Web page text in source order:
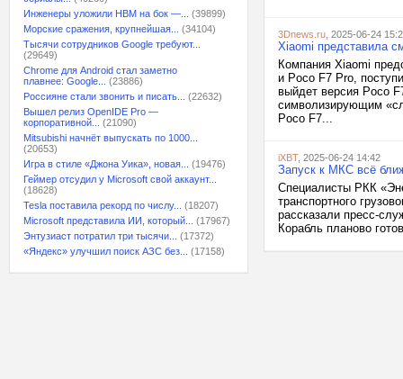
Инженеры уложили HBM на бок —...
(39899)
Морские сражения, крупнейшая...
(34104)
Тысячи сотрудников Google требуют...
(29649)
Chrome для Android стал заметно
плавнее: Google...
(23886)
Россияне стали звонить и писать...
(22632)
Вышел релиз OpenIDE Pro —
корпоративной...
(21090)
Mitsubishi начнёт выпускать по 1000...
(20653)
Игра в стиле «Джона Уика», новая...
(19476)
Геймер отсудил у Microsoft свой аккаунт...
(18628)
Tesla поставила рекорд по числу...
(18207)
Microsoft представила ИИ, который...
(17967)
Энтузиаст потратил три тысячи...
(17372)
«Яндекс» улучшил поиск АЗС без...
(17158)
3Dnews.ru , 2025-06-24
Xiaomi представила
Компания Xiaomi
и Poco F7 Pro,
выйдет версия Poco
символизирующим
Poco F7...
iXBT, 2025-06-24 14:42
Запуск к МКС всё
Специалисты РКК
транспортного
рассказали пресс-
Корабль планово